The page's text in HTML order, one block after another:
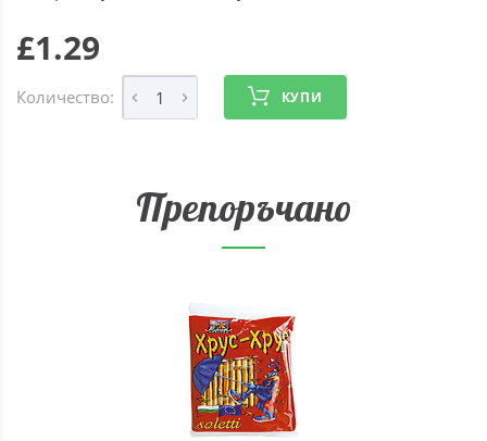
£1.29
Количество: КУПИ
Препоръчано